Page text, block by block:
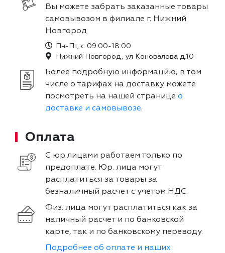
Вы можете забрать заказанные товары
самовывозом в филиале г. Нижний
Новгород
Пн-Пт, с 09:00-18:00
Нижний Новгород, ул Коновалова д.10
Более подробную информацию, в том
числе о тарифах на доставку можете
посмотреть на нашей странице о
доставке и самовывозе.
Оплата
С юр.лицами работаем только по
предоплате. Юр. лица могут
расплатиться за товары за
безналичный расчет с учетом НДС.
Физ. лица могут расплатиться как за
наличный расчет и по банковской
карте, так и по банковскому переводу.
Подробнее об оплате и наших